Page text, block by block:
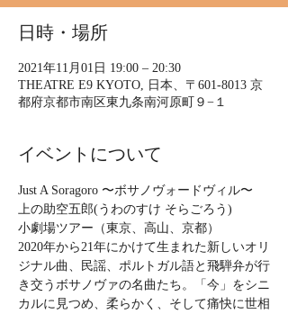
日時・場所
2021年11月01日 19:00 – 20:30
THEATRE E9 KYOTO, 日本、〒601-8013 京
都府京都市南区東九条南河原町９−１
イベントについて
Just A Soragoro 〜ボサノヴォードヴィル〜
上の助空五郎(うわのすけ そらごろう)
小劇場ツアー（東京、高山、京都）
2020年から21年にかけて生まれた新しいオリ
ジナル曲、民謡、ポルトガル語と飛騨弁が行
き交うボサノヴァの名曲たち。「今」をシニ
カルに見つめ、柔らかく、そして痛快に世相